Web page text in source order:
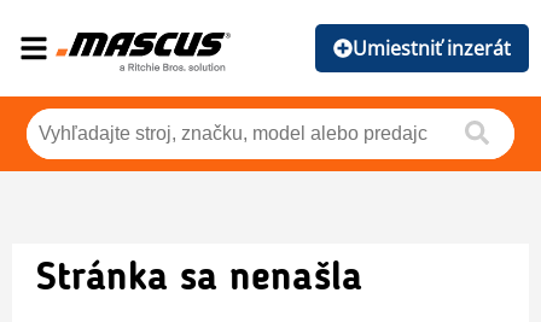
Umiestniť inzerát
Stránka sa nenašla